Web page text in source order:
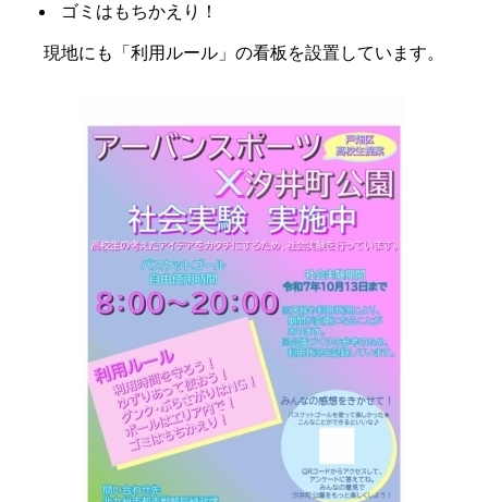
ゴミはもちかえり！
現地にも「利用ルール」の看板を設置しています。